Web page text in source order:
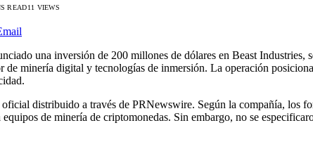
READ11 VIEWS
una inversión de 200 millones de dólares en Beast
minería digital y tecnologías de inmersión. La operación
distribuido a través de PRNewswire. Según la compañía, los
de minería de criptomonedas. Sin embargo, no se